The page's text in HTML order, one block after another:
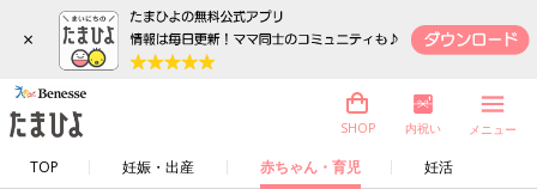
×
TOP 妊娠・出産 赤ちゃん・育児 妊活
SHOP 内祝い メニュー